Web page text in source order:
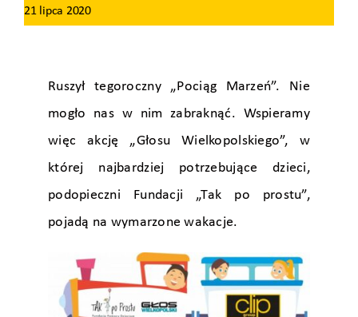
21 lipca 2020
Ruszył tegoroczny „Pociąg Marzeń”. Nie
mogło nas w nim zabraknąć. Wspieramy
więc akcję „Głosu Wielkopolskiego”, w
której najbardziej potrzebujące dzieci,
podopieczni Fundacji „Tak po prostu”,
pojadą na wymarzone wakacje.